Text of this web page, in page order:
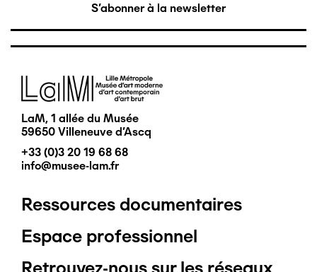
S'abonner à la newsletter
Image
LaM, 1 allée du Musée
59650 Villeneuve d'Ascq
+33 (0)3 20 19 68 68
info@musee-lam.fr
Pied
de
Ressources documentaires
Espace professionnel
Retrouvez-nous sur les réseaux